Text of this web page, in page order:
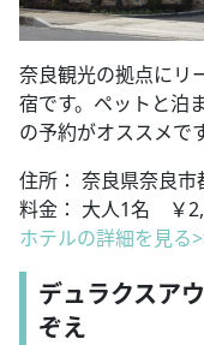
奈良観光の拠点にリ
宿です。ペットと泊
の予約がオススメです
住所： 奈良県奈良
料金： 大人1名 ￥
ホテルの詳細を見る
デュラクスア
ぞえ